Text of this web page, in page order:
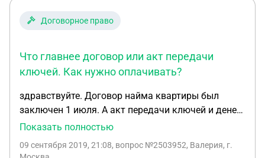
исполнения обязательства передать имущество.
Получается, что согласно этой статье если не
недействительной? Какую фразу можно добавить
в ДКП чтобы обезопасить себя? Интересует
продавца передать недвижимость Покупателю , а
Покупателя принять имущество считаются
исполненными после регистрации договора в
Росреестре и переходе права собственности?
Договорное право
Что главнее договор или акт передачи
ключей. Как нужно оплачивать?
здравствуйте. Договор найма квартиры был
заключен 1 июля. А акт передачи ключей и денег
был подписан 20 августа. До этого ни кто там не
по договору 10 числа. кто прав? если мы прожили
Показать полностью
09 сентября 2019, 21:08, вопрос №2503952, Валерия, г.